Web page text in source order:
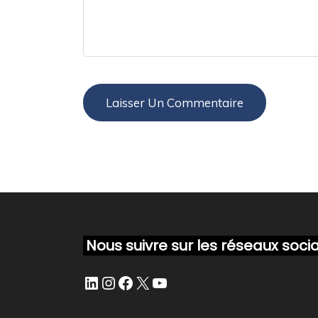
Nous suivre sur les réseaux
LinkedIn
Instagram
Facebook
X YouTube